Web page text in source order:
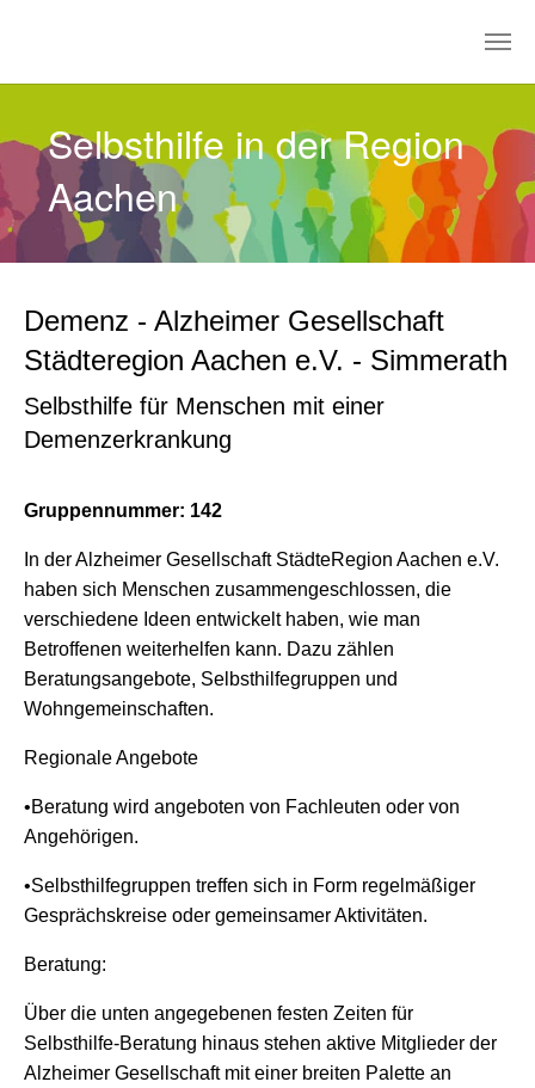
Selbsthilfe in der Region
Aachen
Demenz - Alzheimer Gesellschaft
Städteregion Aachen e.V. - Simmerath
Selbsthilfe für Menschen mit einer
Demenzerkrankung
Gruppennummer: 142
In der Alzheimer Gesellschaft StädteRegion Aachen e.V.
haben sich Menschen zusammengeschlossen, die
verschiedene Ideen entwickelt haben, wie man
Betroffenen weiterhelfen kann. Dazu zählen
Beratungsangebote, Selbsthilfegruppen und
Wohngemeinschaften.
Regionale Angebote
•Beratung wird angeboten von Fachleuten oder von
Angehörigen.
•Selbsthilfegruppen treffen sich in Form regelmäßiger
Gesprächskreise oder gemeinsamer Aktivitäten.
Beratung:
Über die unten angegebenen festen Zeiten für
Selbsthilfe-Beratung hinaus stehen aktive Mitglieder der
Alzheimer Gesellschaft mit einer breiten Palette an